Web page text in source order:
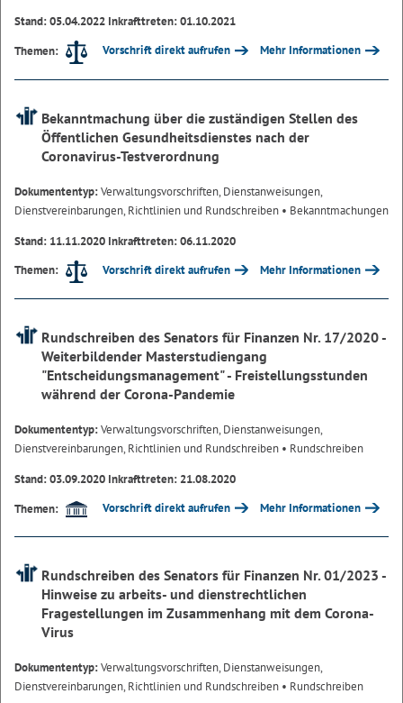
Stand: 05.04.2022 Inkrafttreten: 01.10.2021
Themen:
Vorschrift direkt aufrufen Mehr Informationen
Bekanntmachung über die zuständigen Stellen des
Öffentlichen Gesundheitsdienstes nach der
Coronavirus-Testverordnung
Dokumententyp:Verwaltungsvorschriften, Dienstanweisungen,
Dienstvereinbarungen, Richtlinien und Rundschreiben • Bekanntmachungen
Stand: 11.11.2020 Inkrafttreten: 06.11.2020
Themen:
Vorschrift direkt aufrufen Mehr Informationen
Rundschreiben des Senators für Finanzen Nr. 17/2020 -
Weiterbildender Masterstudiengang
"Entscheidungsmanagement" - Freistellungsstunden
während der Corona-Pandemie
Dokumententyp:Verwaltungsvorschriften, Dienstanweisungen,
Dienstvereinbarungen, Richtlinien und Rundschreiben • Rundschreiben
Stand: 03.09.2020 Inkrafttreten: 21.08.2020
Themen:
Vorschrift direkt aufrufen Mehr Informationen
Rundschreiben des Senators für Finanzen Nr. 01/2023 -
Hinweise zu arbeits- und dienstrechtlichen
Fragestellungen im Zusammenhang mit dem Corona-
Virus
Dokumententyp:Verwaltungsvorschriften, Dienstanweisungen,
Dienstvereinbarungen, Richtlinien und Rundschreiben • Rundschreiben